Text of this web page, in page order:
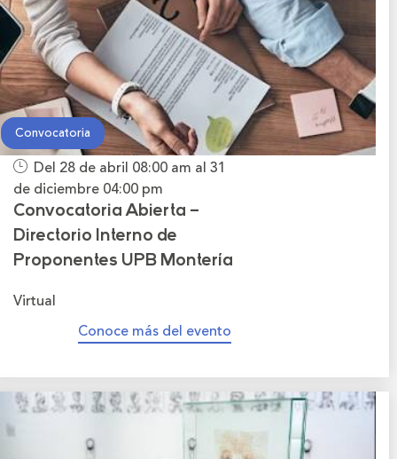
Convocatoria
Del 28 de abril 08:00 am al 31
de diciembre 04:00 pm
Convocatoria Abierta –
Directorio Interno de
Proponentes UPB Montería
Virtual
Conoce más del evento